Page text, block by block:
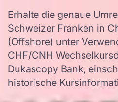
Erhalte die genaue
Schweizer Franken in
(Offshore) unter
CHF/CNH
Dukascopy Bank,
historische